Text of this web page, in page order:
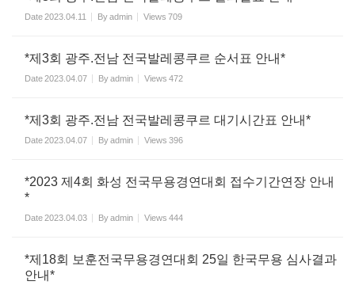
Date2023.04.11 Byadmin Views 709
*제3회 광주.전남 전국발레콩쿠르 순서표 안내*
Date2023.04.07 Byadmin Views 472
*제3회 광주.전남 전국발레콩쿠르 대기시간표 안내*
Date2023.04.07 Byadmin Views 396
*2023 제4회 화성 전국무용경연대회 접수기간연장 안내
*
Date2023.04.03 Byadmin Views 444
*제18회 보훈전국무용경연대회 25일 한국무용 심사결과
안내*